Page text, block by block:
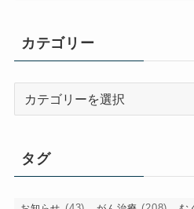
ブ
カテゴリー
ー
タグ